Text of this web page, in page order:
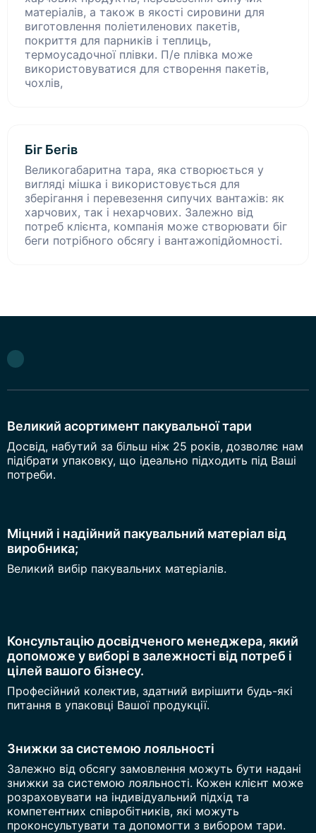
матеріалів, а також в якості сировини для
виготовлення поліетиленових пакетів,
покриття для парників і теплиць,
термоусадочної плівки. П/е плівка може
використовуватися для створення пакетів,
чохлів,
Біг Бегів
Великогабаритна тара, яка створюється у
вигляді мішка і використовується для
зберігання і перевезення сипучих вантажів: як
харчових, так і нехарчових. Залежно від
потреб клієнта, компанія може створювати біг
беги потрібного обсягу і вантажопідйомності.
Великий асортимент пакувальної тари
Досвід, набутий за більш ніж 25 років, дозволяє нам
підібрати упаковку, що ідеально підходить під Ваші
потреби.
Міцний і надійний пакувальний матеріал від
виробника;
Великий вибір пакувальних матеріалів.
Консультацію досвідченого менеджера, який
допоможе у виборі в залежності від потреб і
цілей вашого бізнесу.
Професійний колектив, здатний вирішити будь-які
питання в упаковці Вашої продукції.
Знижки за системою лояльності
Залежно від обсягу замовлення можуть бути надані
знижки за системою лояльності. Кожен клієнт може
розраховувати на індивідуальний підхід та
компетентних співробітників, які можуть
проконсультувати та допомогти з вибором тари.